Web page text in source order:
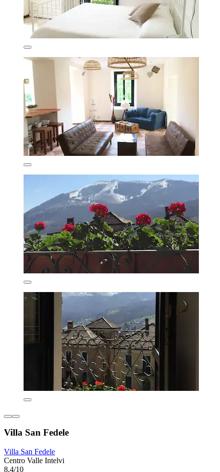
Villa San Fedele
Villa San Fedele
Centro Valle Intelvi
8,4/10